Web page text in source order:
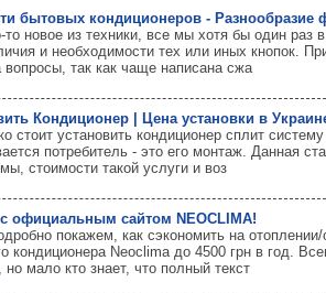
бытовых кондиционеров - Разнообразие
то новое из техники, все мы хотя бы один раз
и необходимости тех или иных кнопок.
вопросы, так как чаще написана сжа
Кондиционер | Цена установки в
стоит установить кондиционер сплит
потребитель - это его монтаж. Данная
стоимости такой услуги и воз
официальным сайтом NEOCLIMA!
покажем, как сэкономить на
кондиционера Neoclima до 4500 грн в год.
но мало кто знает, что полный текст